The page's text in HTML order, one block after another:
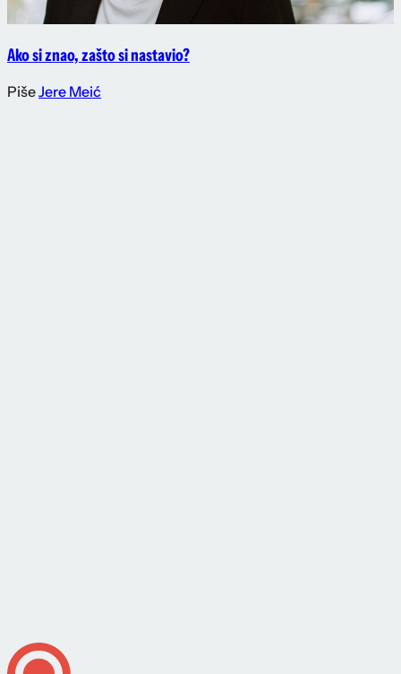
Ako si znao, zašto si nastavio?
PišeJere Meić